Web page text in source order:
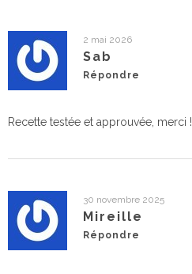
2 mai 2026
Sab
Répondre
Recette testée et approuvée, merci !
30 novembre 2025
Mireille
Répondre